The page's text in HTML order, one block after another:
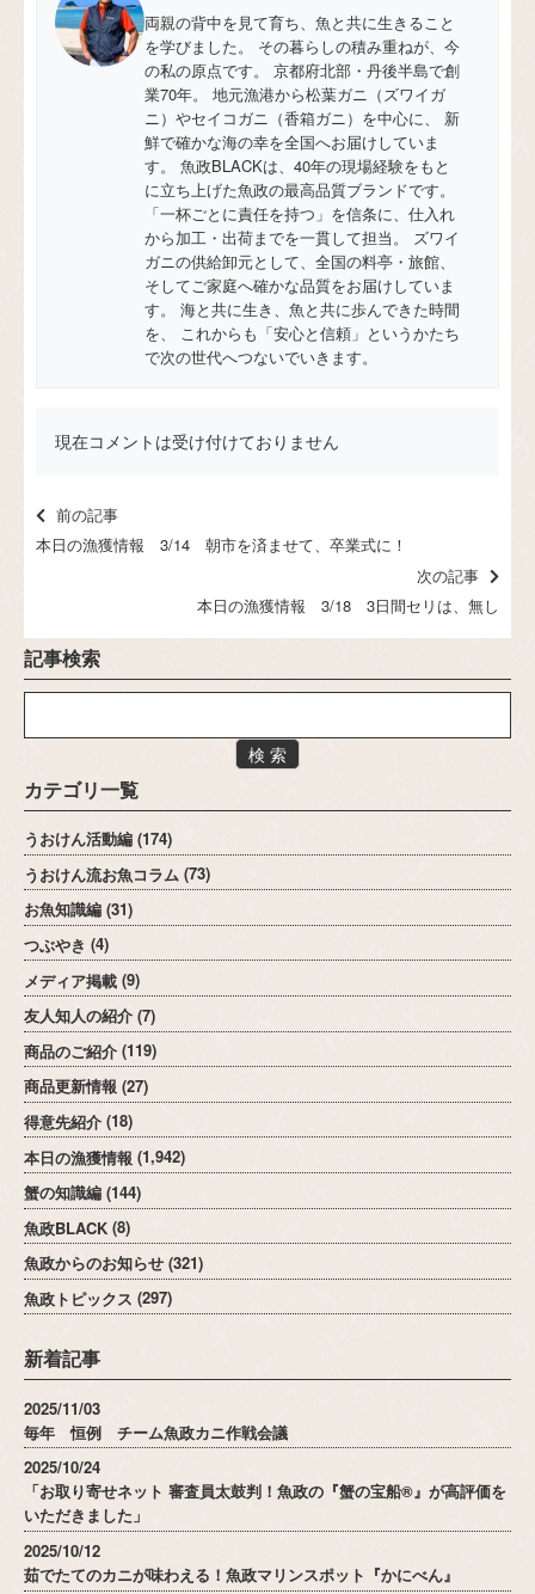
両親の背中を見て育ち、魚と共に生きること
を学びました。 その暮らしの積み重ねが、今
の私の原点です。 京都府北部・丹後半島で創
業70年。 地元漁港から松葉ガニ（ズワイガ
ニ）やセイコガニ（香箱ガニ）を中心に、 新
鮮で確かな海の幸を全国へお届けしていま
す。 魚政BLACKは、40年の現場経験をもと
に立ち上げた魚政の最高品質ブランドです。
「一杯ごとに責任を持つ」を信条に、仕入れ
から加工・出荷までを一貫して担当。 ズワイ
ガニの供給卸元として、全国の料亭・旅館、
そしてご家庭へ確かな品質をお届けしていま
す。 海と共に生き、魚と共に歩んできた時間
を、 これからも「安心と信頼」というかたち
で次の世代へつないでいきます。
現在コメントは受け付けておりません
前の記事
本日の漁獲情報 3/14 朝市を済ませて、卒業式に！
次の記事
本日の漁獲情報 3/18 3日間セリは、無し
記事検索
検 索
カテゴリ一覧
うおけん活動編 (174)
うおけん流お魚コラム (73)
お魚知識編 (31)
つぶやき (4)
メディア掲載 (9)
友人知人の紹介 (7)
商品のご紹介 (119)
商品更新情報 (27)
得意先紹介 (18)
本日の漁獲情報 (1,942)
蟹の知識編 (144)
魚政BLACK (8)
魚政からのお知らせ (321)
魚政トピックス (297)
新着記事
2025/11/03
毎年 恒例 チーム魚政カニ作戦会議
2025/10/24
「お取り寄せネット 審査員太鼓判！魚政の『蟹の宝船®』が高評価を
いただきました」
2025/10/12
茹でたてのカニが味わえる！魚政マリンスポット『かにべん』